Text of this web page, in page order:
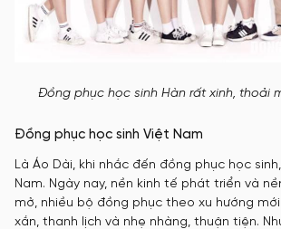
Đồng phục học sinh Hàn rất xinh, thoải
Đồng phục học sinh Việt Nam
Là Áo Dài, khi nhắc đến đồng phục học
Nam. Ngày nay, nền kinh tế phát triển và
mở, nhiều bộ đồng phục theo xu hướng
xắn, thanh lịch và nhẹ nhàng, thuận tiện.